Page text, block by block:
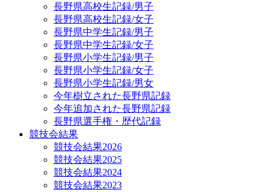
長野県高校生記録/男子
長野県高校生記録/女子
長野県中学生記録/男子
長野県中学生記録/女子
長野県小学生記録/男子
長野県小学生記録/女子
長野県小学生記録/男女
今年樹立された長野県記録
今年追加された長野県記録
長野県選手権・歴代記録
競技会結果
競技会結果2026
競技会結果2025
競技会結果2024
競技会結果2023